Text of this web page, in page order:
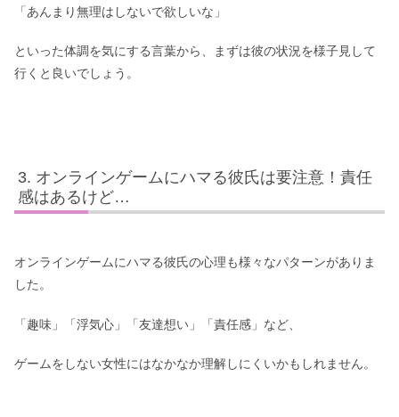
「あんまり無理はしないで欲しいな」
といった体調を気にする言葉から、まずは彼の状況を様子見して
行くと良いでしょう。
オンラインゲームにハマる彼氏は要注意！責任
感はあるけど…
オンラインゲームにハマる彼氏の心理も様々なパターンがありま
した。
「趣味」「浮気心」「友達想い」「責任感」など、
ゲームをしない女性にはなかなか理解しにくいかもしれません。